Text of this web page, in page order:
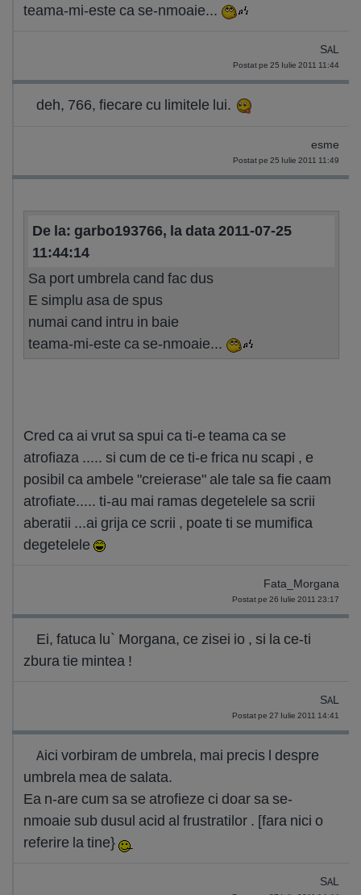
teama-mi-este ca se-nmoaie...
SAL
Postat pe 25 Iulie 2011 11:44
deh, 766, fiecare cu limitele lui.
esme
Postat pe 25 Iulie 2011 11:49
De la: garbo193766, la data 2011-07-25
11:44:14
Sa port umbrela cand fac dus
E simplu asa de spus
numai cand intru in baie
teama-mi-este ca se-nmoaie...
Cred ca ai vrut sa spui ca ti-e teama ca se
atrofiaza ..... si cum de ce ti-e frica nu scapi , e
posibil ca ambele "creierase" ale tale sa fie caam
atrofiate..... ti-au mai ramas degetelele sa scrii
aberatii ...ai grija ce scrii , poate ti se mumifica
degetelele
Fata_Morgana
Postat pe 26 Iulie 2011 23:17
Ei, fatuca lu` Morgana, ce zisei io , si la ce-ti
zbura tie mintea !
SAL
Postat pe 27 Iulie 2011 14:41
Aici vorbiram de umbrela, mai precis l despre
umbrela mea de salata.
Ea n-are cum sa se atrofieze ci doar sa se-
nmoaie sub dusul acid al frustratilor . [fara nici o
referire la tine}
SAL